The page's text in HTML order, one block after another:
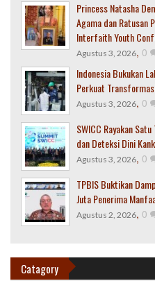
Princess Natasha
Agama dan Ratusan
Interfaith Youth
Agustus 3, 2026, 0
Indonesia Bukukan
Perkuat
Agustus 3, 2026, 0
SWICC Rayakan
dan Deteksi Dini
Agustus 3, 2026, 0
TPBIS Buktikan
Juta Penerima
Agustus 2, 2026, 0
Catagory